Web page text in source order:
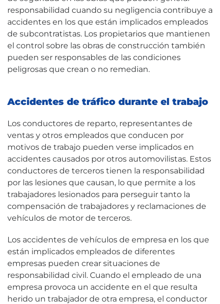
responsabilidad cuando su negligencia contribuye a
accidentes en los que están implicados empleados
de subcontratistas. Los propietarios que mantienen
el control sobre las obras de construcción también
pueden ser responsables de las condiciones
peligrosas que crean o no remedian.
Accidentes de tráfico durante el trabajo
Los conductores de reparto, representantes de
ventas y otros empleados que conducen por
motivos de trabajo pueden verse implicados en
accidentes causados por otros automovilistas. Estos
conductores de terceros tienen la responsabilidad
por las lesiones que causan, lo que permite a los
trabajadores lesionados para perseguir tanto la
compensación de trabajadores y reclamaciones de
vehículos de motor de terceros.
Los accidentes de vehículos de empresa en los que
están implicados empleados de diferentes
empresas pueden crear situaciones de
responsabilidad civil. Cuando el empleado de una
empresa provoca un accidente en el que resulta
herido un trabajador de otra empresa, el conductor